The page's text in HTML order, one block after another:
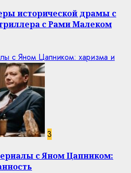
исторической драмы с
с Рами Малеком
с Яном Цапником: харизма и
3
с Яном Цапником: